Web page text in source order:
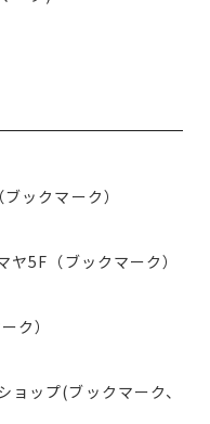
ックマーク）
5F（ブックマーク）
ク）
ップ(ブックマーク、